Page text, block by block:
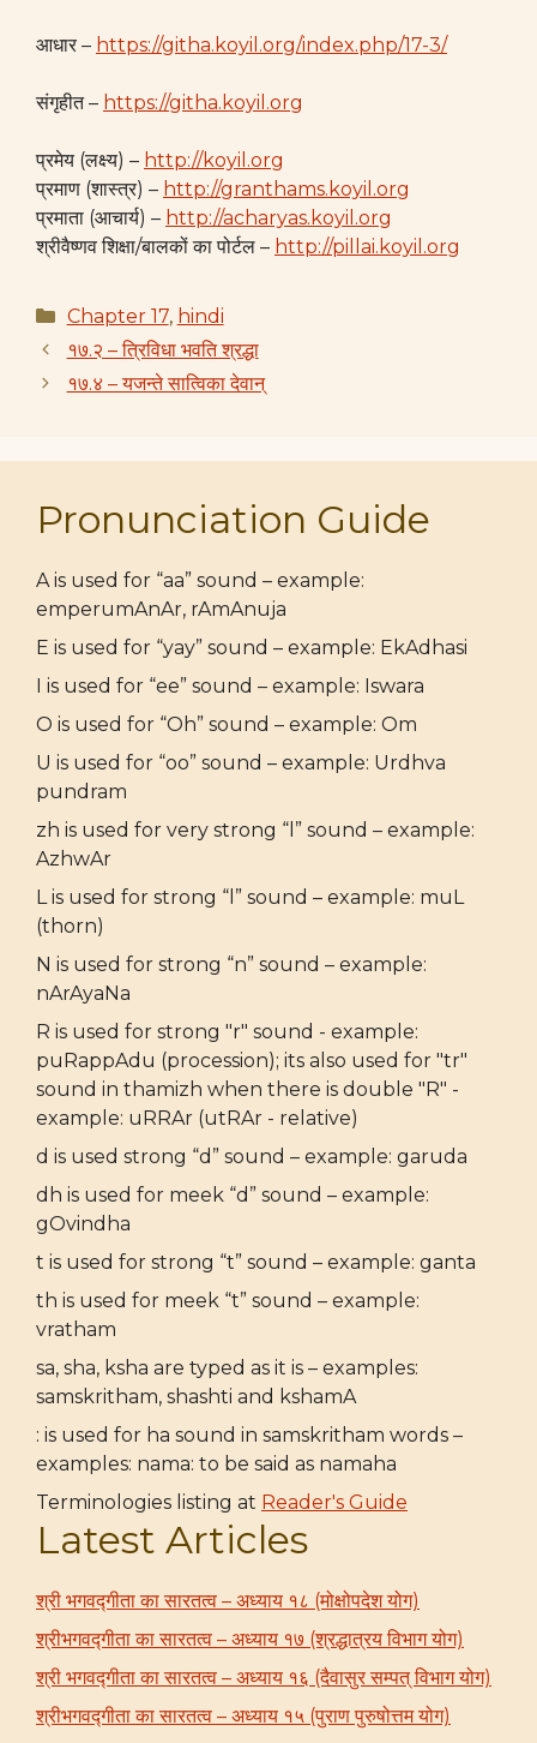
आधार – https://githa.koyil.org/index.php/17-3/
संगृहीत – https://githa.koyil.org
प्रमेय (लक्ष्य) – http://koyil.org
प्रमाण (शास्त्र) – http://granthams.koyil.org
प्रमाता (आचार्य) – http://acharyas.koyil.org
श्रीवैष्णव शिक्षा/बालकों का पोर्टल – http://pillai.koyil.org
Categories
Chapter 17, hindi
१७.२ – त्रिविधा भवति श्रद्धा
१७.४ – यजन्ते सात्विका देवान्
Pronunciation Guide
A is used for “aa” sound – example:
emperumAnAr, rAmAnuja
E is used for “yay” sound – example: EkAdhasi
I is used for “ee” sound – example: Iswara
O is used for “Oh” sound – example: Om
U is used for “oo” sound – example: Urdhva
pundram
zh is used for very strong “l” sound – example:
AzhwAr
L is used for strong “l” sound – example: muL
(thorn)
N is used for strong “n” sound – example:
nArAyaNa
R is used for strong "r" sound - example:
puRappAdu (procession); its also used for "tr"
sound in thamizh when there is double "R" -
example: uRRAr (utRAr - relative)
d is used strong “d” sound – example: garuda
dh is used for meek “d” sound – example:
gOvindha
t is used for strong “t” sound – example: ganta
th is used for meek “t” sound – example:
vratham
sa, sha, ksha are typed as it is – examples:
samskritham, shashti and kshamA
: is used for ha sound in samskritham words –
examples: nama: to be said as namaha
Terminologies listing at Reader's Guide
Latest Articles
श्री भगवद्गीता का सारतत्व – अध्याय १८ (मोक्षोपदेश योग)
श्रीभगवद्गीता का सारतत्व – अध्याय १७ (श्रद्धात्रय विभाग योग)
श्री भगवद्गीता का सारतत्व – अध्याय १६ (दैवासुर सम्पत् विभाग योग)
श्रीभगवद्गीता का सारतत्व – अध्याय १५ (पुराण पुरुषोत्तम योग)